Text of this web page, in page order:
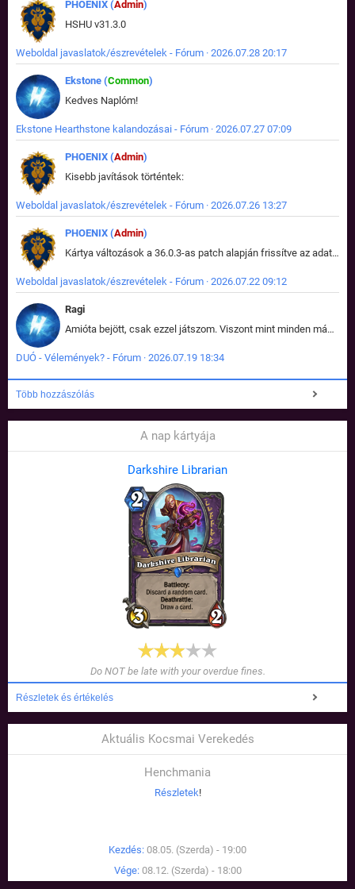
PHOENIX (Admin)
HSHU v31.3.0
Weboldal javaslatok/észrevételek - Fórum · 2026.07.28 20:17
Ekstone (Common)
Kedves Naplóm!
Ekstone Hearthstone kalandozásai - Fórum · 2026.07.27 07:09
PHOENIX (Admin)
Kisebb javítások történtek:
Weboldal javaslatok/észrevételek - Fórum · 2026.07.26 13:27
PHOENIX (Admin)
Kártya változások a 36.0.3-as patch alapján frissítve az adatbázisban (képek is cserélve).
Weboldal javaslatok/észrevételek - Fórum · 2026.07.22 09:12
Ragi
Amióta bejött, csak ezzel játszom. Viszont mint minden más - akár az alapjáték is, ez is baromira összetett lett. Néha már pár kör után is esélytelen az egész. Vagy irreállisan túltápol valaki, vagy lelép a partner, vagy csak hülye mint a segg. És amikor eljönne az én időm, na akkor jön el mindenki másé is. Engem jobban érdekelne, hogy ki milyen ratingen szokott játszani. Na ez lenne egy érdekes adat.
DUÓ - Vélemények? - Fórum · 2026.07.19 18:34
Több hozzászólás
A nap kártyája
Darkshire Librarian
Do NOT be late with your overdue fines.
Részletek és értékelés
Aktuális Kocsmai Verekedés
Henchmania
Részletek!
Kezdés: 08.05. (Szerda) - 19:00
Vége: 08.12. (Szerda) - 18:00